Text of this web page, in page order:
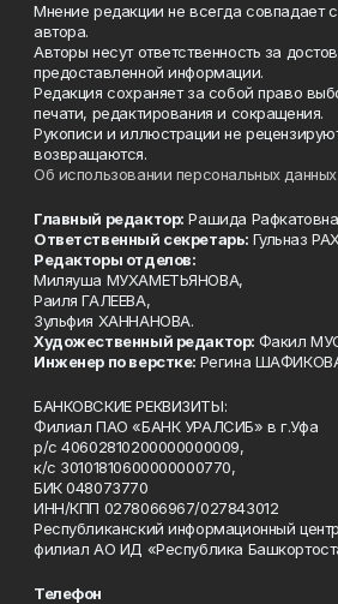
Мнение редакции не всегда совпадает
автора.
Авторы несут ответственность за
предоставленной информации.
Редакция сохраняет за собой право
печати, редактирования и сокращения.
Рукописи и иллюстрации не
возвращаются.
Об использовании персональных данных
Главный редактор: Рашида
Ответственный секретарь: Гульназ
Редакторы отделов:
Миляуша МУХАМЕТЬЯНОВА,
Раиля ГАЛЕЕВА,
Зульфия ХАННАНОВА.
Художественный редактор: Факил
Инженер по верстке: Регина
БАНКОВСКИЕ РЕКВИЗИТЫ:
Филиал ПАО «БАНК УРАЛСИБ» в г.Уфа
р/с 40602810200000000009,
к/с 30101810600000000770,
БИК 048073770
ИНН/КПП 0278066967/027843012
Республиканский информационный
филиал АО ИД «Республика
Телефон